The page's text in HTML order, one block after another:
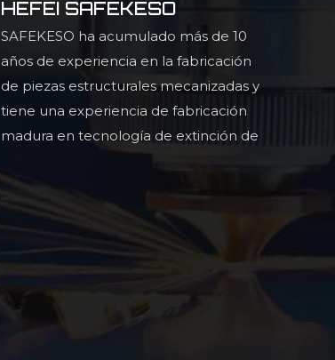
HEFEI SAFEKESO
SAFEKESO ha acumulado más de 10
años de experiencia en la fabricación
de piezas estructurales mecanizadas y
tiene una experiencia de fabricación
madura en tecnología de extinción de
perfiladas de alta precisión y alta